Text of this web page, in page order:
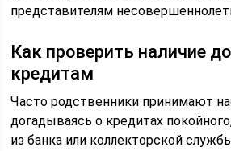
представителям
Как проверить наличие
кредитам
Часто родственники принимают
догадываясь о кредитах
из банка или коллекторской